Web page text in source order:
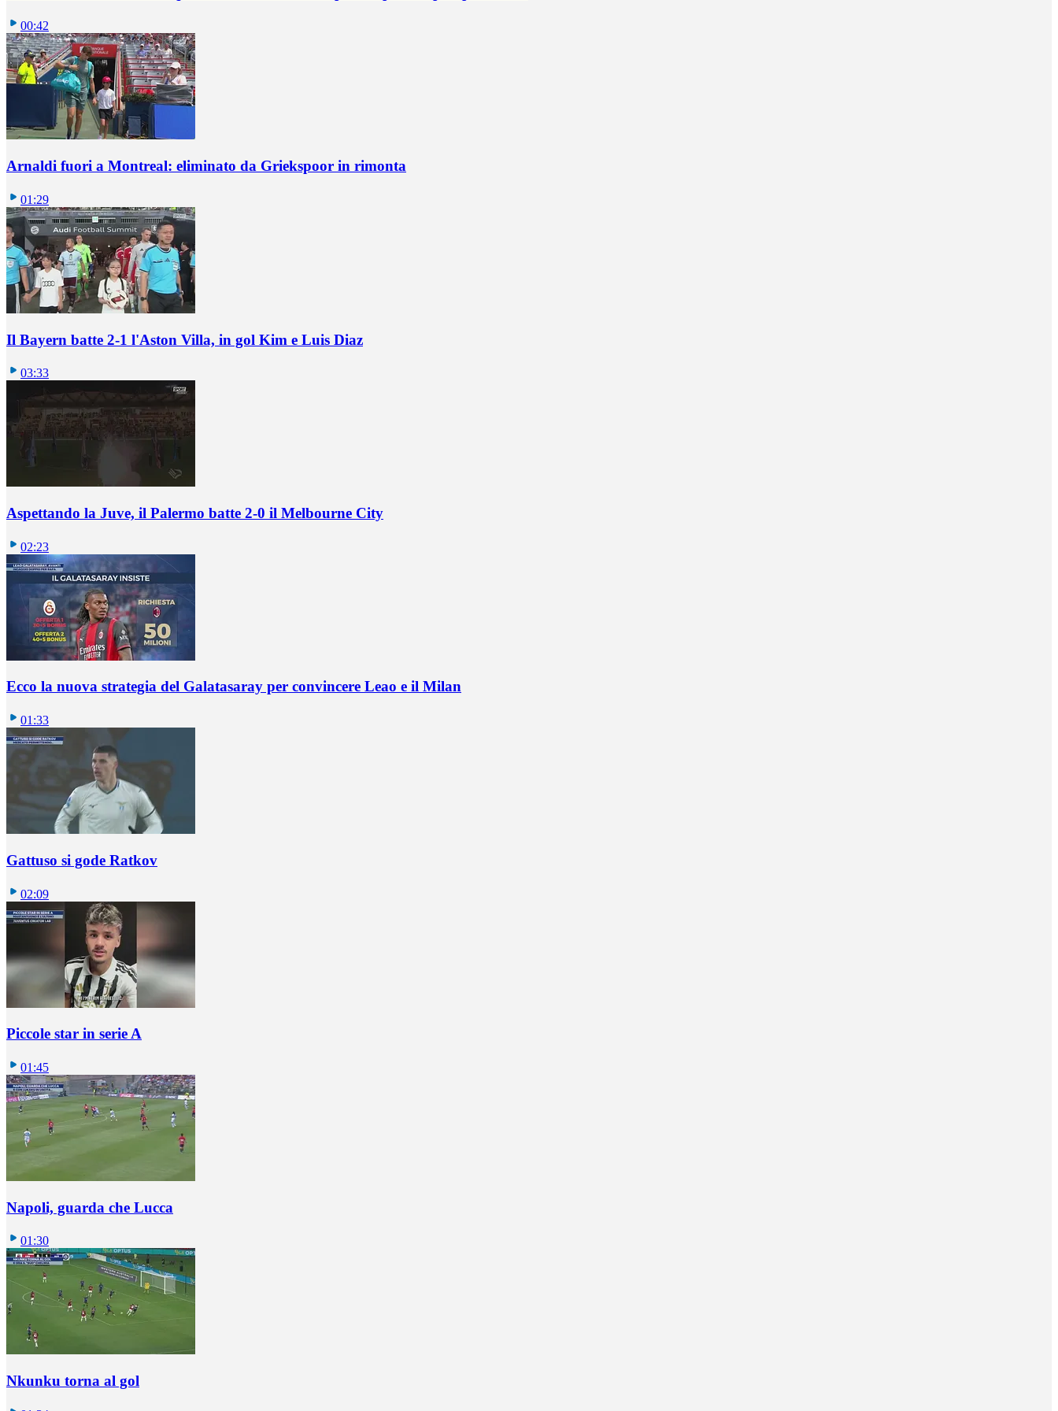
00:42
Arnaldi fuori a Montreal: eliminato da Griekspoor in rimonta
01:29
Il Bayern batte 2-1 l'Aston Villa, in gol Kim e Luis Diaz
03:33
Aspettando la Juve, il Palermo batte 2-0 il Melbourne City
02:23
Ecco la nuova strategia del Galatasaray per convincere Leao e il Milan
01:33
Gattuso si gode Ratkov
02:09
Piccole star in serie A
01:45
Napoli, guarda che Lucca
01:30
Nkunku torna al gol